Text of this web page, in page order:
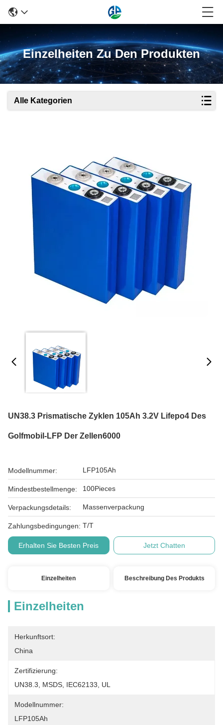
Einzelheiten Zu Den Produkten
Alle Kategorien
UN38.3 Prismatische Zyklen 105Ah 3.2V Lifepo4 Des
Golfmobil-LFP Der Zellen6000
Modellnummer: LFP105Ah
Mindestbestellmenge: 100Pieces
Verpackungsdetails: Massenverpackung
Zahlungsbedingungen: T/T
Erhalten Sie Besten Preis Jetzt Chatten
Einzelheiten Beschreibung Des Produkts
Einzelheiten
Herkunftsort:
China
Zertifizierung:
UN38.3, MSDS, IEC62133, UL
Modellnummer:
LFP105Ah